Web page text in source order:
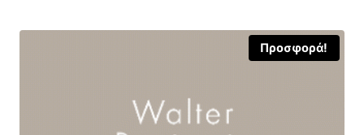
Προσφορά!